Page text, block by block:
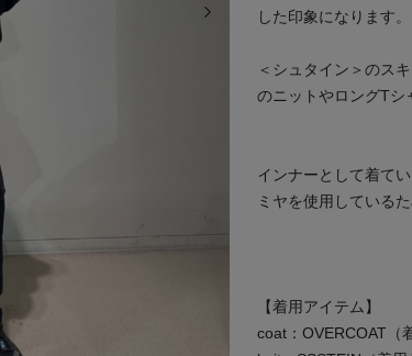
した印象になります。
＜シュタイン＞のス
のニットやロングTシ
インナーとして着て
ミヤを使用している
【着用アイテム】
coat：OVERCOAT（